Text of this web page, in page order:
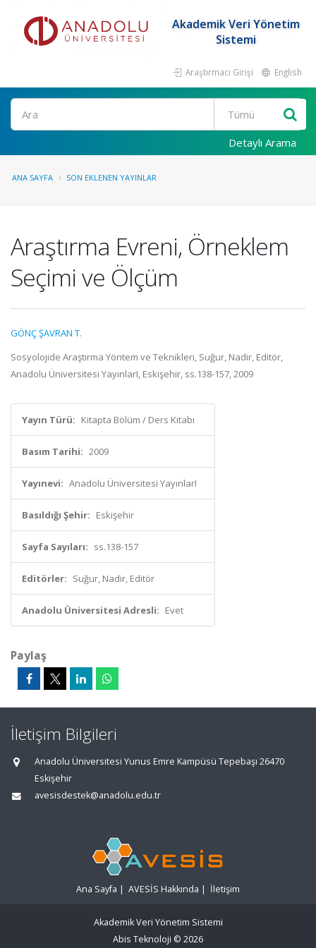
Akademik Veri Yönetim
Sistemi
Araştırmacı Girişi English
Ara
Detaylı Arama
ANA SAYFA SON EKLENEN YAYINLAR
Araştırma Evreni, Örneklem
Seçimi ve Ölçüm
GÖNÇ ŞAVRAN T.
Sosyolojide Araştırma Yöntem ve Teknikleri, Suğur, Nadir, Editör,
Anadolu Üniversitesi YayınlarI, Eskişehir, ss.138-157, 2009
Yayın Türü: Kitapta Bölüm / Ders Kitabı
Basım Tarihi: 2009
Yayınevi: Anadolu Üniversitesi YayınlarI
Basıldığı Şehir: Eskişehir
Sayfa Sayıları: ss.138-157
Editörler: Suğur, Nadir, Editör
Anadolu Üniversitesi Adresli: Evet
Paylaş
İletişim Bilgileri
Anadolu Üniversitesi Yunus Emre Kampüsü Tepebaşı 26470
Eskişehir
avesisdestek@anadolu.edu.tr
Ana Sayfa | AVESİS Hakkında | İletişim
Akademik Veri Yönetim Sistemi
Abis Teknoloji © 2026